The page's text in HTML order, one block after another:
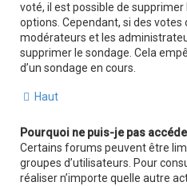
voté, il est possible de
options. Cependant, si des
modérateurs et les
supprimer le sondage. Cela
d’un sondage en cours.
Haut
Pourquoi ne puis-je pas
Certains forums peuvent être
groupes d’utilisateurs. Pour
réaliser n’importe quelle autre